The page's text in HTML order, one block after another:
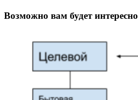
Возможно вам будет интересно